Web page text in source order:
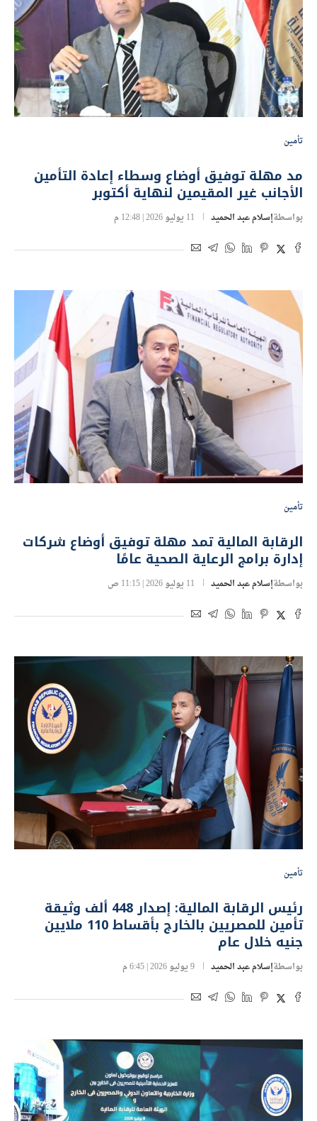
تأمين
مد مهلة توفيق أوضاع وسطاء إعادة التأمين
الأجانب غير المقيمين لنهاية أكتوبر
بواسطةإسلام عبد الحميد 11 يوليو 2026 | 12:48 م
تأمين
الرقابة المالية تمد مهلة توفيق أوضاع شركات
إدارة برامج الرعاية الصحية عامًا
بواسطةإسلام عبد الحميد 11 يوليو 2026 | 11:15 ص
تأمين
رئيس الرقابة المالية: إصدار 448 ألف وثيقة
تأمين للمصريين بالخارج بأقساط 110 ملايين
جنيه خلال عام
بواسطةإسلام عبد الحميد 9 يوليو 2026 | 6:45 م